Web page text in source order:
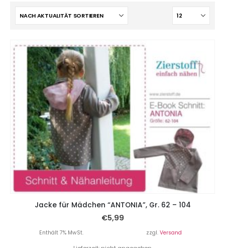
Jacke für Mädchen “ANTONIA”, Gr. 62 – 104
€5,99
Enthält 7% MwSt. zzgl. Versand